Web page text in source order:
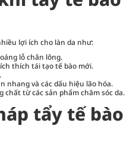
lợi ích cho làn da như:
lỗ chân lông.
thích tái tạo tế bào mới.
nhang và các dấu hiệu lão hóa.
chất từ các sản phẩm chăm sóc da.
tẩy tế bào